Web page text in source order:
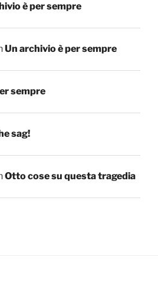
è per sempre
Un archivio è per sempre
sempre
sag!
Otto cose su questa tragedia